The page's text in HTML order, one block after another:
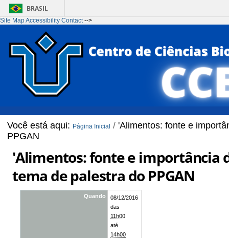
BRASIL
Ir para o conteúdo
Site MapAccessibility Contact-->
Você está aqui: Página Inicial / 'Alimentos: fonte e
PPGAN
'Alimentos: fonte e importância
tema de palestra do PPGAN
Quando
08/12/2016
das
11h00
até
14h00